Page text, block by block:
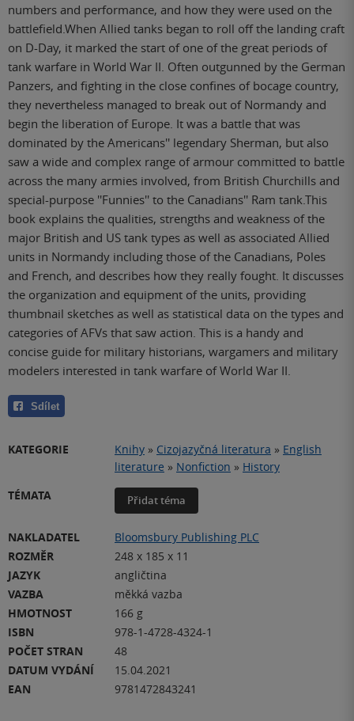
numbers and performance, and how they were used on the
battlefield.When Allied tanks began to roll off the landing craft
on D-Day, it marked the start of one of the great periods of
tank warfare in World War II. Often outgunned by the German
Panzers, and fighting in the close confines of bocage country,
they nevertheless managed to break out of Normandy and
begin the liberation of Europe. It was a battle that was
dominated by the Americans'' legendary Sherman, but also
saw a wide and complex range of armour committed to battle
across the many armies involved, from British Churchills and
special-purpose ''Funnies'' to the Canadians'' Ram tank.This
book explains the qualities, strengths and weakness of the
major British and US tank types as well as associated Allied
units in Normandy including those of the Canadians, Poles
and French, and describes how they really fought. It discusses
the organization and equipment of the units, providing
thumbnail sketches as well as statistical data on the types and
categories of AFVs that saw action. This is a handy and
concise guide for military historians, wargamers and military
modelers interested in tank warfare of World War II.
Sdílet
KATEGORIE Knihy » Cizojazyčná literatura » English
literature » Nonfiction » History
TÉMATA
Přidat téma
NAKLADATEL
Bloomsbury Publishing PLC
ROZMĚR
248 x 185 x 11
JAZYK
angličtina
VAZBA
měkká vazba
HMOTNOST
166 g
ISBN
978-1-4728-4324-1
POČET STRAN
48
DATUM VYDÁNÍ
15.04.2021
EAN
9781472843241